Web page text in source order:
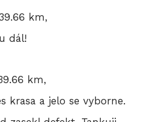
km,
dál!
km,
krasa a jelo se vyborne.